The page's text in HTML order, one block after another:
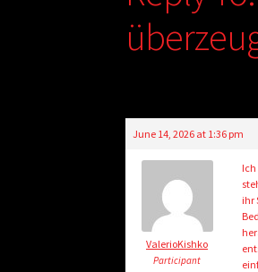
June 14, 2026 at 1:36 pm
ValerioKishko
Participant
ihr